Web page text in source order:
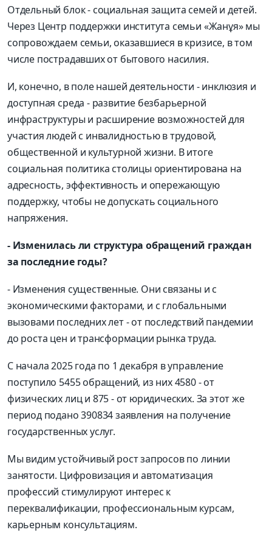
Отдельный блок - социальная защита семей и детей.
Через Центр поддержки института семьи «Жанұя» мы
сопровождаем семьи, оказавшиеся в кризисе, в том
числе пострадавших от бытового насилия.
И, конечно, в поле нашей деятельности - инклюзия и
доступная среда - развитие безбарьерной
инфраструктуры и расширение возможностей для
участия людей с инвалидностью в трудовой,
общественной и культурной жизни. В итоге
социальная политика столицы ориентирована на
адресность, эффективность и опережающую
поддержку, чтобы не допускать социального
напряжения.
- Изменилась ли структура обращений граждан
за последние годы?
- Изменения существенные. Они связаны и с
экономическими факторами, и с глобальными
вызовами последних лет - от последствий пандемии
до роста цен и трансформации рынка труда.
С начала 2025 года по 1 декабря в управление
поступило 5455 обращений, из них 4580 - от
физических лиц и 875 - от юридических. За этот же
период подано 390834 заявления на получение
государственных услуг.
Мы видим устойчивый рост запросов по линии
занятости. Цифровизация и автоматизация
профессий стимулируют интерес к
переквалификации, профессиональным курсам,
карьерным консультациям.